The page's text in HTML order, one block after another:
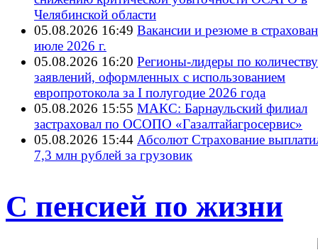
Челябинской области
05.08.2026 16:49 Вакансии и резюме в
июле 2026 г.
05.08.2026 16:20 Регионы-лидеры по количеству
заявлений, оформленных с использованием
европротокола за I полугодие 2026 года
05.08.2026 15:55 МАКС: Барнаульский филиал
застраховал по ОСОПО «Газалтайагросервис»
05.08.2026 15:44 Абсолют Страхование
7,3 млн рублей за грузовик
С пенсией по жизни